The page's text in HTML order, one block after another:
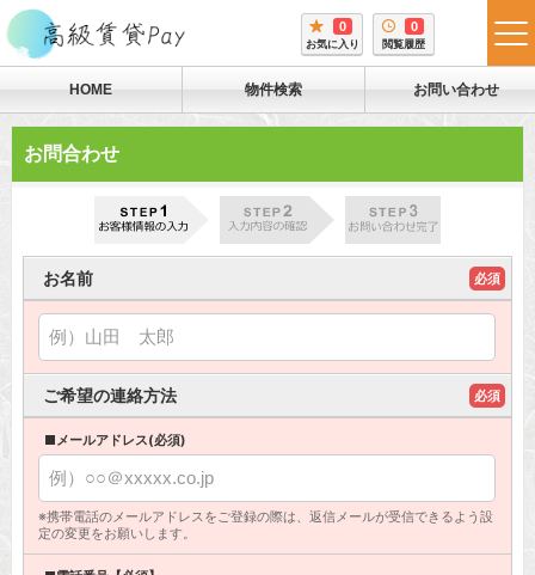
0
お気に入り
0
閲覧履歴
HOME 物件検索 お問い合わせ
お問合わせ
お名前 必須
ご希望の連絡方法 必須
■メールアドレス(必須)
※携帯電話のメールアドレスをご登録の際は、返信メールが受信できるよう設
定の変更をお願いします。